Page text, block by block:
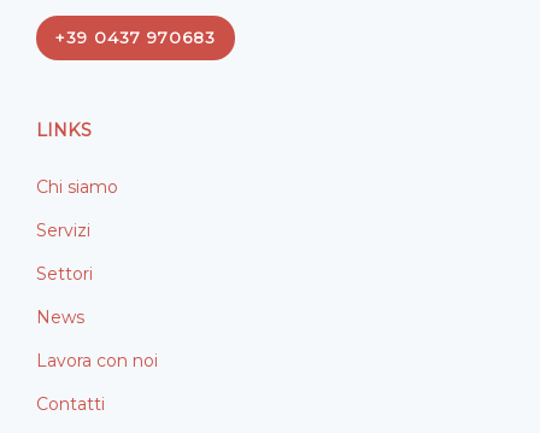
e
b
k
k
e
+39 0437 970683
LINKS
Chi siamo
Servizi
Settori
News
Lavora con noi
Contatti